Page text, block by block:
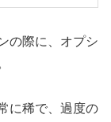
の際に、オプシ
に稀で、過度の